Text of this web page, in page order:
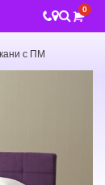
0
c ПМ